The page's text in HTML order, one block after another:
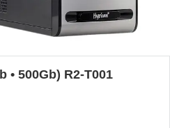
• 500Gb) R2-T001